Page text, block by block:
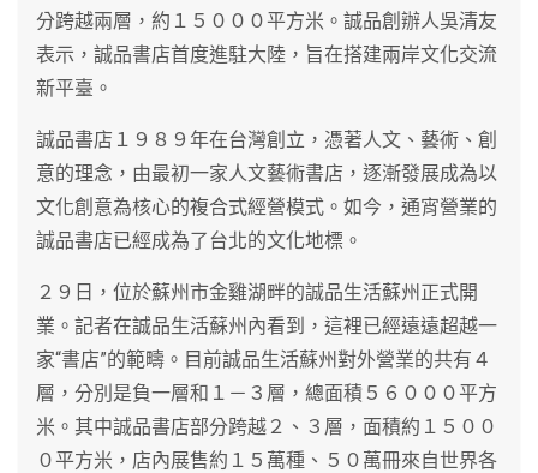
分跨越兩層，約１５０００平方米。誠品創辦人吳清友
表示，誠品書店首度進駐大陸，旨在搭建兩岸文化交流
新平臺。
誠品書店１９８９年在台灣創立，憑著人文、藝術、創
意的理念，由最初一家人文藝術書店，逐漸發展成為以
文化創意為核心的複合式經營模式。如今，通宵營業的
誠品書店已經成為了台北的文化地標。
２９日，位於蘇州市金雞湖畔的誠品生活蘇州正式開
業。記者在誠品生活蘇州內看到，這裡已經遠遠超越一
家“書店”的範疇。目前誠品生活蘇州對外營業的共有４
層，分別是負一層和１－３層，總面積５６０００平方
米。其中誠品書店部分跨越２、３層，面積約１５００
０平方米，店內展售約１５萬種、５０萬冊來自世界各